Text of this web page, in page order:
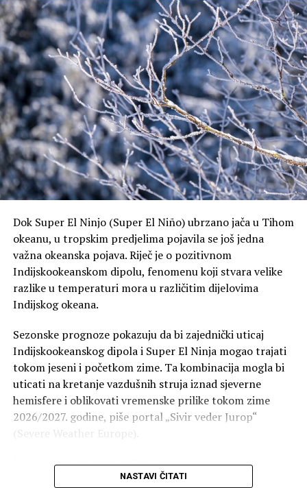
Dok Super El Ninjo (Super El Niño) ubrzano jača u Tihom
okeanu, u tropskim predjelima pojavila se još jedna
važna okeanska pojava. Riječ je o pozitivnom
Indijskookeanskom dipolu, fenomenu koji stvara velike
razlike u temperaturi mora u različitim dijelovima
Indijskog okeana.
Sezonske prognoze pokazuju da bi zajednički uticaj
Indijskookeanskog dipola i Super El Ninja mogao trajati
tokom jeseni i početkom zime. Ta kombinacija mogla bi
uticati na kretanje vazdušnih struja iznad sjeverne
hemisfere i oblikovati vremenske prilike tokom zime
2026/2027. godine, piše portal „Sivir veder Jurop“
(Severe Weather Europe).
Šta je Indijskookeanski dipol?
Indijskookeanski dipol, poznat po skraćenici IOD,
NASTAVI ČITATI